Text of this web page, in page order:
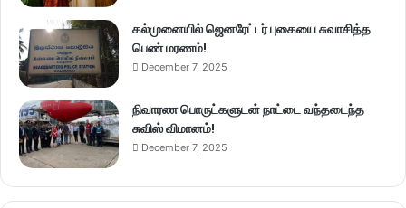
கல்முனையில் ஜெனரேட்டர் புகையை சுவாசித்த
பெண் மரணம்!
December 7, 2025
நிவாரண பொருட்களுடன் நாட்டை வந்தடைந்த
சுவிஸ் விமானம்!
December 7, 2025